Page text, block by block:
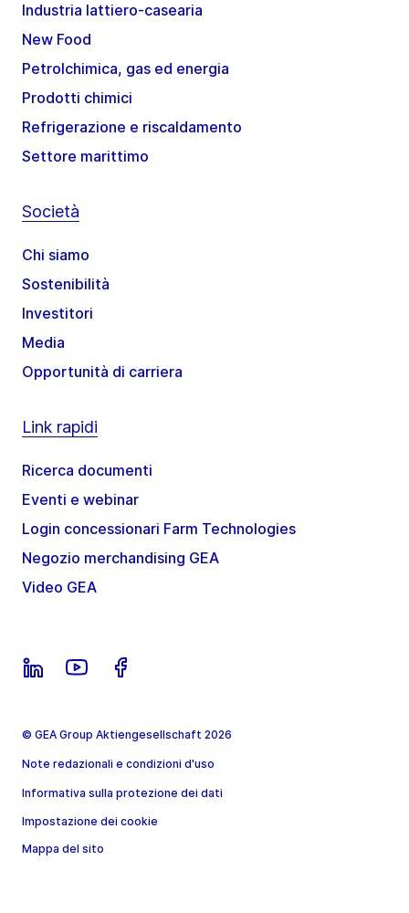
Industria lattiero-casearia
New Food
Petrolchimica, gas ed energia
Prodotti chimici
Refrigerazione e riscaldamento
Settore marittimo
Società
Chi siamo
Sostenibilità
Investitori
Media
Opportunità di carriera
Link rapidi
Ricerca documenti
Eventi e webinar
Login concessionari Farm Technologies
Negozio merchandising GEA
Video GEA
© GEA Group Aktiengesellschaft 2026
Note redazionali e condizioni d'uso
Informativa sulla protezione dei dati
Impostazione dei cookie
Mappa del sito